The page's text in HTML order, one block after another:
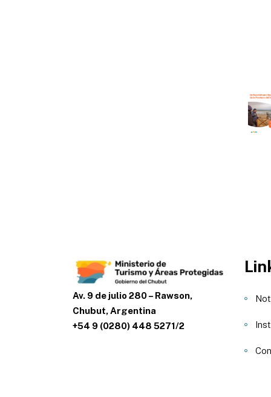
Av. 9 de julio 280 – Rawson,
Chubut, Argentina
+54 9 (0280) 448 5271/2